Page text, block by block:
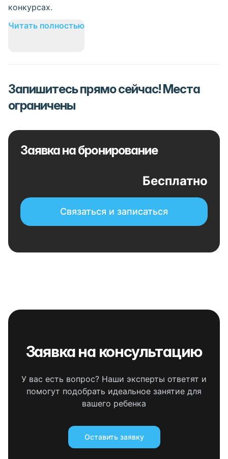
конкурсах.
Читать полностью
Запишитесь прямо сейчас! Места
ограничены
Заявка на бронирование
Бесплатно
Связаться и записаться
Заявка на консультацию
У вас есть вопрос? Наши эксперты ответят и
помогут подобрать идеальное занятие для
вашего ребенка
Оставить заявку